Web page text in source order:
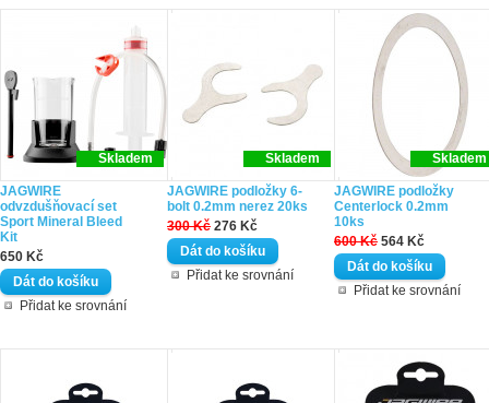
Skladem
JAGWIRE
odvzdušňovací set
Sport Mineral Bleed
Kit
650 Kč
Přidat ke srovnání
Skladem
JAGWIRE podložky 6-
bolt 0.2mm nerez 20ks
300 Kč 276 Kč
Přidat ke srovnání
Skladem
JAGWIRE podložky
Centerlock 0.2mm
10ks
600 Kč 564 Kč
Přidat ke srovnání